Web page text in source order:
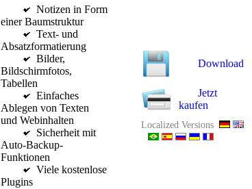
Notizen in Form
einer Baumstruktur
Text- und
Absatzformatierung
Bilder,
Bildschirmfotos,
Tabellen
Einfaches
Ablegen von Texten
und Webinhalten
Sicherheit mit
Auto-Backup-
Funktionen
Viele kostenlose
Plugins
Download
Jetzt
kaufen
Localized Versions